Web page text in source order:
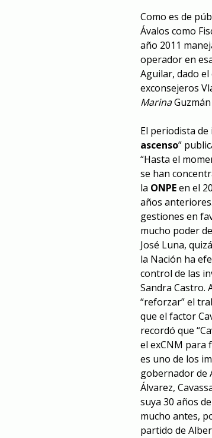
Como es de
Ávalos como
año 2011
operador en
Aguilar, dado
exconsejeros
MarinaGuzmán
El periodista de
ascenso”
“Hasta el
se han
la ONPEen el
años
gestiones en
mucho poder
José Luna,
la Nación ha
control de las
Sandra Castro.
“reforzar” el
que el factor
recordó que
el exCNM para
es uno de los
gobernador de
Álvarez,
suya 30 años
mucho antes,
partido de